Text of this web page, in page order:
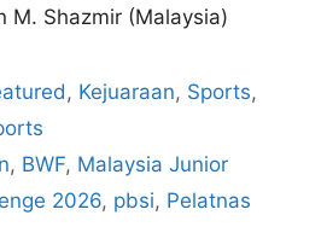
M. Shazmir (Malaysia)
, Kejuaraan, Sports,
, BWF, Malaysia Junior
2026, pbsi, Pelatnas